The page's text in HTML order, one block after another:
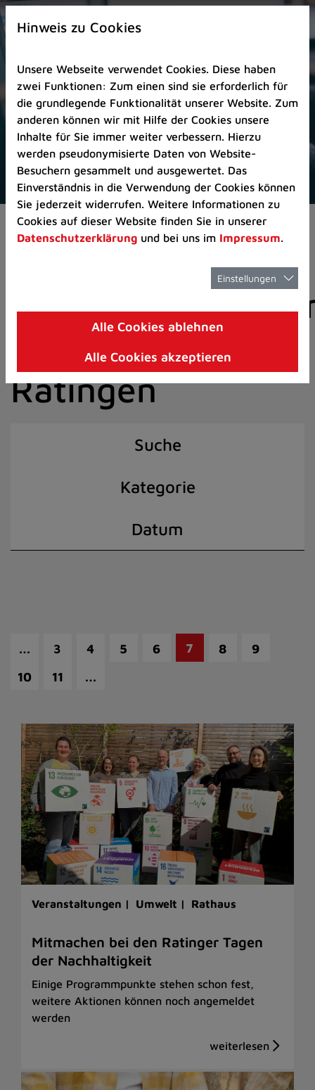
Zur
Startseite
Zum
Seitenanfang
springen
(Schnelltaste
A)
Zur
Navigation/Menü
springen
(Schnelltaste
M)
Zur
8)
I)
Aktuelles Pressemitteilungen
der Stadt
Ratingen
Suche
Kategorie
Datum
… 3 4 5 6 7 8
9
10
11 …
Veranstaltungen | Umwelt | Rathaus
Mitmachen bei den Ratinger Tagen
der Nachhaltigkeit
Einige Programmpunkte stehen schon fest,
weitere Aktionen können noch angemeldet
werden
Hinweis zu Cookies
Unsere Webseite verwendet Cookies. Diese haben
zwei Funktionen: Zum einen sind sie erforderlich für
die grundlegende Funktionalität unserer Website. Zum
anderen können wir mit Hilfe der Cookies unsere
Inhalte für Sie immer weiter verbessern. Hierzu
werden pseudonymisierte Daten von Website-
Besuchern gesammelt und ausgewertet. Das
Einverständnis in die Verwendung der Cookies können
Sie jederzeit widerrufen. Weitere Informationen zu
Cookies auf dieser Website finden Sie in unserer
Datenschutzerklärung und bei uns im Impressum.
Einstellungen
Alle Cookies ablehnen
Alle Cookies akzeptieren